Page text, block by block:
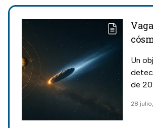
3I/
ser
no
Un
de
¿es el
28